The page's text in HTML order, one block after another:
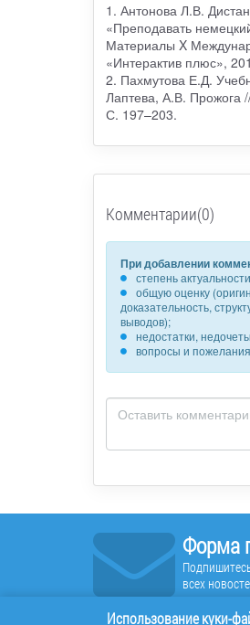
1. Антонова Л.В.
«Преподавать
Материалы X
«Интерактив плюс»,
2. Пахмутова Е.Д.
Лаптева, А.В. Прожога
С. 197–203.
Комментарии(0)
При добавлении
степень
общую оценку
доказательность,
выводов);
недостатки,
вопросы и
Форма
всех
Использование куки-